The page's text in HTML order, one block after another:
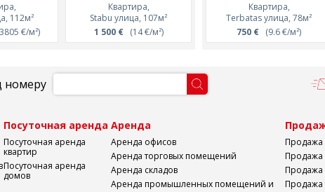
112м²
€/м²)
Квартира,
Stabu улица, 107м²
1 500 €(14 €/м²)
Квартира,
Stabu улица, 104м²
1 750 € (16.8 €/м²)
Квартира,
Terbatas улица, 78м²
750 € (9.6 €/м²)
номеру
Посуточная аренда
Посуточная аренда
квартир
Посуточная аренда
домов
Аренда
Аренда офисов
Аренда торговых помещений
Аренда складов
Аренда промышленных помещений и
Продажа
Продажа
Продажа